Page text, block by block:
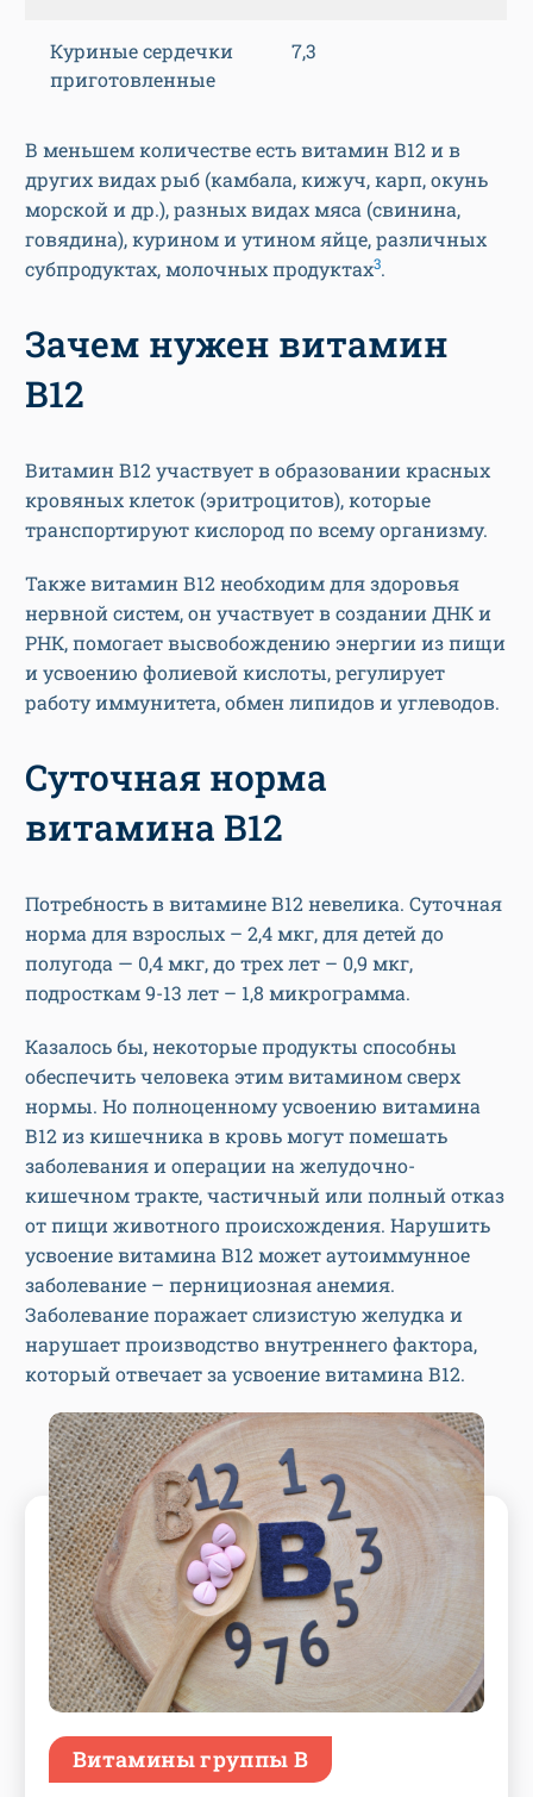
Куриные сердечки
приготовленные
7,3
В меньшем количестве есть витамин В12 и в
других видах рыб (камбала, кижуч, карп, окунь
морской и др.), разных видах мяса (свинина,
говядина), курином и утином яйце, различных
субпродуктах, молочных продуктах3.
Зачем нужен витамин
B12
Витамин В12 участвует в образовании красных
кровяных клеток (эритроцитов), которые
транспортируют кислород по всему организму.
Также витамин В12 необходим для здоровья
нервной систем, он участвует в создании ДНК и
РНК, помогает высвобождению энергии из пищи
и усвоению фолиевой кислоты, регулирует
работу иммунитета, обмен липидов и углеводов.
Суточная норма
витамина B12
Потребность в витамине В12 невелика. Суточная
норма для взрослых – 2,4 мкг, для детей до
полугода — 0,4 мкг, до трех лет – 0,9 мкг,
подросткам 9-13 лет – 1,8 микрограмма.
Казалось бы, некоторые продукты способны
обеспечить человека этим витамином сверх
нормы. Но полноценному усвоению витамина
В12 из кишечника в кровь могут помешать
заболевания и операции на желудочно-
кишечном тракте, частичный или полный отказ
от пищи животного происхождения. Нарушить
усвоение витамина В12 может аутоиммунное
заболевание – пернициозная анемия.
Заболевание поражает слизистую желудка и
нарушает производство внутреннего фактора,
который отвечает за усвоение витамина В12.
Витамины группы B